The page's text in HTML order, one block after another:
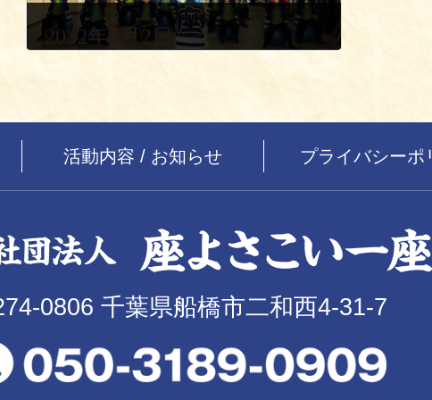
2022年5月2日
活動内容 / お知らせ プライバシーポ
0806 千葉県船橋市二和西4-31-7